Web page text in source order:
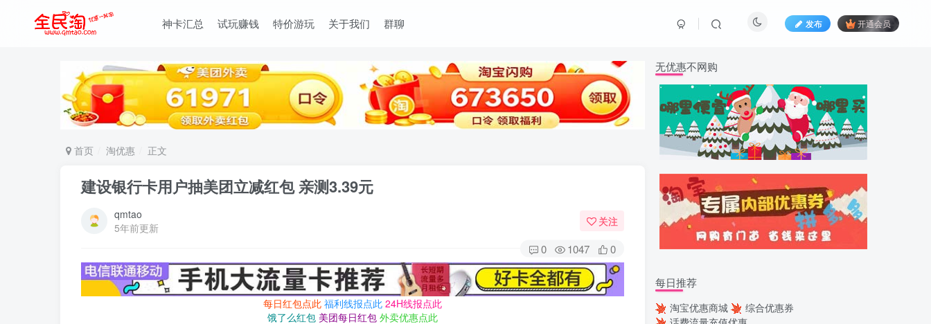
神卡汇总 试玩赚钱 特价游玩 关于我们 群聊 发布 开通会员
首页 淘优惠 正文
建设银行卡用户抽美团立减红包 亲测3.39元
qmtao
5年前更新
关注
0 1047 0
每日红包点此 福利线报点此 24H线报点此
饿了么红包 美团每日红包 外卖优惠点此
无优惠不网购
每日推荐
淘宝优惠商城
综合优惠券